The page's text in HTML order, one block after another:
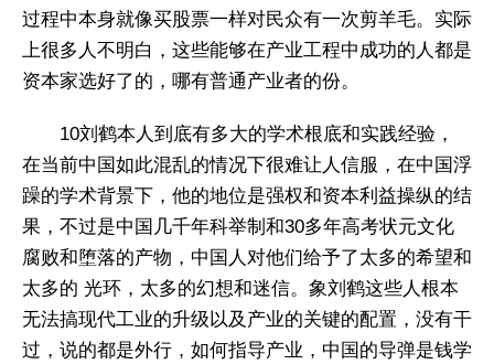
过程中本身就像买股票一样对民众有一次剪羊毛。实际
上很多人不明白，这些能够在产业工程中成功的人都是
资本家选好了的，哪有普通产业者的份。
10刘鹤本人到底有多大的学术根底和实践经验，
在当前中国如此混乱的情况下很难让人信服，在中国浮
躁的学术背景下，他的地位是强权和资本利益操纵的结
果，不过是中国几千年科举制和30多年高考状元文化
腐败和堕落的产物，中国人对他们给予了太多的希望和
太多的 光环，太多的幻想和迷信。象刘鹤这些人根本
无法搞现代工业的升级以及产业的关键的配置，没有干
过，说的都是外行，如何指导产业，中国的导弹是钱学